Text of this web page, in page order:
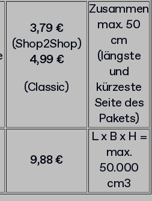
3,79 €
(Shop2Shop)
4,99 €
(Classic)
Zusammen
max. 50
cm
(längste
und
kürzeste
Seite des
Pakets)
9,88 €
L x B x H =
max.
50.000
cm3